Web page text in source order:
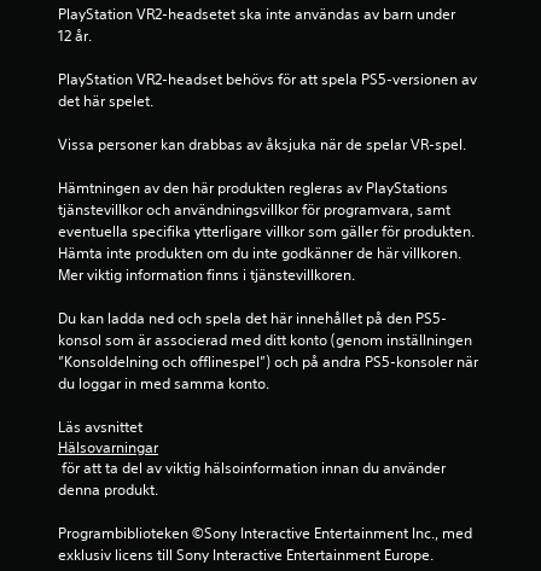
m
b
s
e
r
t
p
5
PlayStation VR2-headsetet ska inte användas av barn under
12 år.
PlayStation VR2-headset behövs för att spela PS5-versionen av
det här spelet.
Vissa personer kan drabbas av åksjuka när de spelar VR-spel.
Hämtningen av den här produkten regleras av PlayStations
tjänstevillkor och användningsvillkor för programvara, samt
eventuella specifika ytterligare villkor som gäller för produkten.
Hämta inte produkten om du inte godkänner de här villkoren.
Mer viktig information finns i tjänstevillkoren.
Du kan ladda ned och spela det här innehållet på den PS5-
konsol som är associerad med ditt konto (genom inställningen
”Konsoldelning och offlinespel”) och på andra PS5-konsoler när
du loggar in med samma konto.
Läs avsnittet
Hälsovarningar
denna produkt.
Programbiblioteken ©Sony Interactive Entertainment Inc., med
exklusiv licens till Sony Interactive Entertainment Europe.